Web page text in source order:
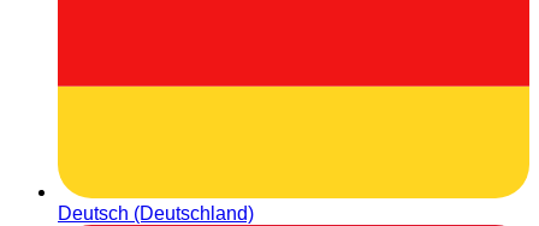
Deutsch (Deutschland)